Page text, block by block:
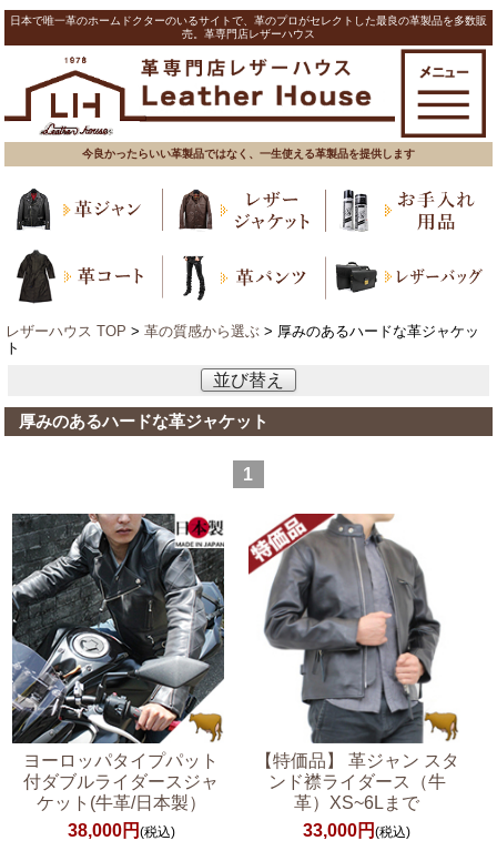
日本で唯一革のホームドクターのいるサイトで、革のプロがセレクトした最良の革製品を多数販
売。革専門店レザーハウス
今良かったらいい革製品ではなく、一生使える革製品を提供します
レザーハウス TOP > 革の質感から選ぶ > 厚みのあるハードな革ジャケッ
ト
並び替え
厚みのあるハードな革ジャケット
1
ヨーロッパタイプパット
付ダブルライダースジャ
ケット(牛革/日本製）
38,000円 (税込)
【特価品】 革ジャン スタ
ンド襟ライダース（牛
革）XS~6Lまで
33,000円(税込)